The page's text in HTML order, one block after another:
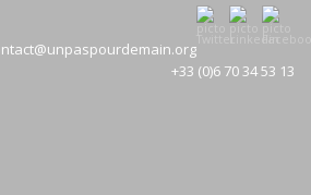
+33 (0)6 70 34 53 13